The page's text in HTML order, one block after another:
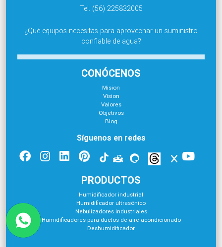
Tel. (56) 225832005
¿Qué equipos necesitas para aprovechar un suministro
confiable de agua?
CONÓCENOS
Mision
Vision
Valores
Objetivos
Blog
Síguenos en redes
PRODUCTOS
Humidificador industrial
Humidificador ultrasónico
Nebulizadores industriales
Humidificadores para ductos de aire acondicionado
Deshumidificador